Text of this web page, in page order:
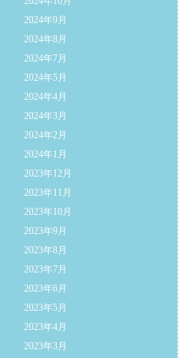
2024年9月
2024年8月
2024年7月
2024年5月
2024年4月
2024年3月
2024年2月
2024年1月
2023年12月
2023年11月
2023年10月
2023年9月
2023年8月
2023年7月
2023年6月
2023年5月
2023年4月
2023年3月